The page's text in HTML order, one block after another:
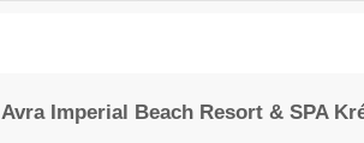
Avra Imperial Beach Resort & SPA